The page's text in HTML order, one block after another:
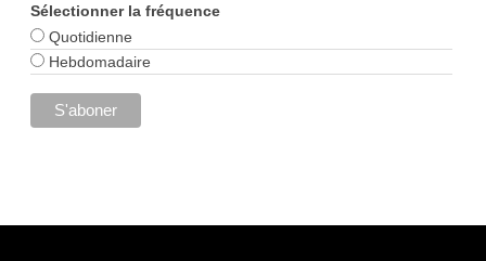
Sélectionner la fréquence
Quotidienne
Hebdomadaire